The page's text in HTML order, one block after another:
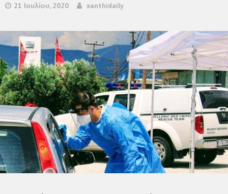
21 Ιουλίου, 2020 xanthidaily